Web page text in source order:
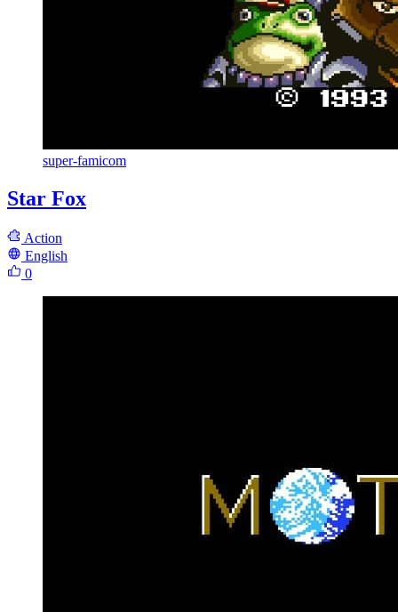
super-famicom
Star Fox
Action
English
0